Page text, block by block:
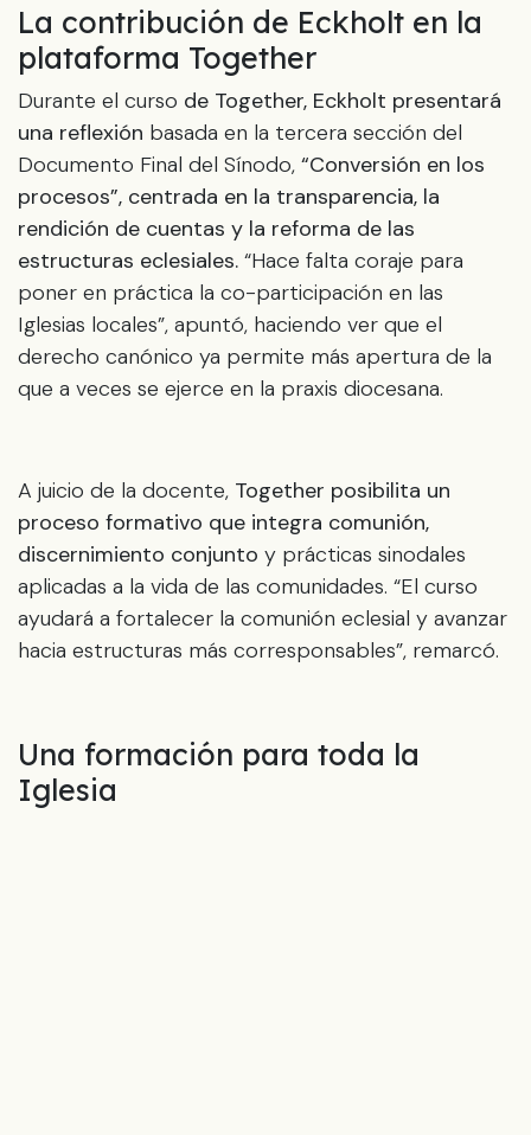
La contribución de Eckholt en la
plataforma Together
Durante el curso de Together, Eckholt presentará
una reflexión basada en la tercera sección del
Documento Final del Sínodo, “Conversión en los
procesos”, centrada en la transparencia, la
rendición de cuentas y la reforma de las
estructuras eclesiales. “Hace falta coraje para
poner en práctica la co-participación en las
Iglesias locales”, apuntó, haciendo ver que el
derecho canónico ya permite más apertura de la
que a veces se ejerce en la praxis diocesana.
A juicio de la docente, Together posibilita un
proceso formativo que integra comunión,
discernimiento conjunto y prácticas sinodales
aplicadas a la vida de las comunidades. “El curso
ayudará a fortalecer la comunión eclesial y avanzar
hacia estructuras más corresponsables”, remarcó.
Una formación para toda la
Iglesia